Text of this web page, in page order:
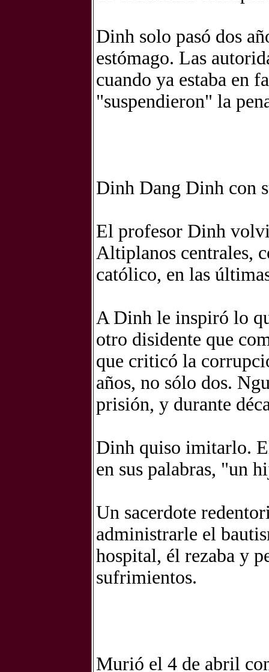
Dinh solo pasó dos
estómago. Las
cuando ya estaba en
"suspendieron" la
Dinh Dang Dinh con
El profesor Dinh
Altiplanos centrales,
católico, en las
A Dinh le inspiró lo
otro disidente que
que criticó la
años, no sólo dos.
prisión, y durante
Dinh quiso imitarlo.
en sus palabras, "un
Un sacerdote
administrarle el
hospital, él rezaba y
sufrimientos.
Murió el 4 de abril